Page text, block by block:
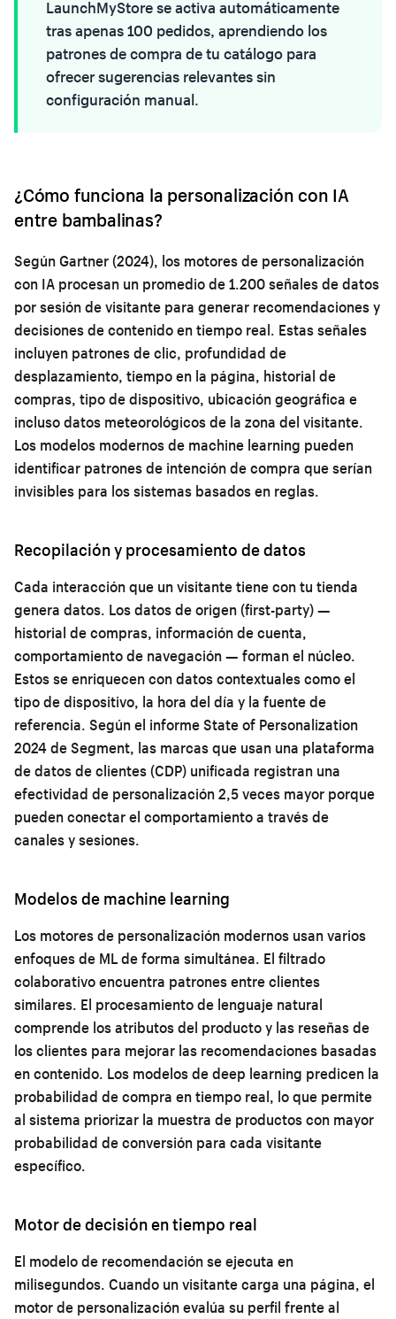
LaunchMyStore se activa automáticamente
tras apenas 100 pedidos, aprendiendo los
patrones de compra de tu catálogo para
ofrecer sugerencias relevantes sin
configuración manual.
¿Cómo funciona la personalización con IA
entre bambalinas?
Según Gartner (2024), los motores de personalización
con IA procesan un promedio de 1.200 señales de datos
por sesión de visitante para generar recomendaciones y
decisiones de contenido en tiempo real. Estas señales
incluyen patrones de clic, profundidad de
desplazamiento, tiempo en la página, historial de
compras, tipo de dispositivo, ubicación geográfica e
incluso datos meteorológicos de la zona del visitante.
Los modelos modernos de machine learning pueden
identificar patrones de intención de compra que serían
invisibles para los sistemas basados en reglas.
Recopilación y procesamiento de datos
Cada interacción que un visitante tiene con tu tienda
genera datos. Los datos de origen (first-party) —
historial de compras, información de cuenta,
comportamiento de navegación — forman el núcleo.
Estos se enriquecen con datos contextuales como el
tipo de dispositivo, la hora del día y la fuente de
referencia. Según el informe State of Personalization
2024 de Segment, las marcas que usan una plataforma
de datos de clientes (CDP) unificada registran una
efectividad de personalización 2,5 veces mayor porque
pueden conectar el comportamiento a través de
canales y sesiones.
Modelos de machine learning
Los motores de personalización modernos usan varios
enfoques de ML de forma simultánea. El filtrado
colaborativo encuentra patrones entre clientes
similares. El procesamiento de lenguaje natural
comprende los atributos del producto y las reseñas de
los clientes para mejorar las recomendaciones basadas
en contenido. Los modelos de deep learning predicen la
probabilidad de compra en tiempo real, lo que permite
al sistema priorizar la muestra de productos con mayor
probabilidad de conversión para cada visitante
específico.
Motor de decisión en tiempo real
El modelo de recomendación se ejecuta en
milisegundos. Cuando un visitante carga una página, el
motor de personalización evalúa su perfil frente al